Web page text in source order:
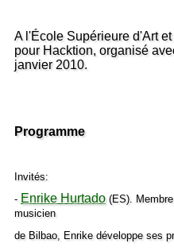
A l'École Supérieure d'Art
pour Hacktion, organisé
janvier 2010.
Programme
Invités:
- Enrike Hurtado(ES).
musicien
de Bilbao, Enrike développe ses